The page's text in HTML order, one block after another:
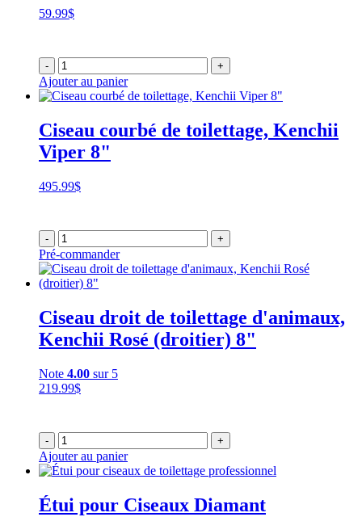
59.99$
- +
Ajouter au panier
Ciseau courbé de toilettage, Kenchii
Viper 8"
495.99$
- +
Pré-commander
Ciseau droit de toilettage d'animaux,
Kenchii Rosé (droitier) 8"
Note 4.00 sur 5
219.99$
- +
Ajouter au panier
Étui pour Ciseaux Diamant